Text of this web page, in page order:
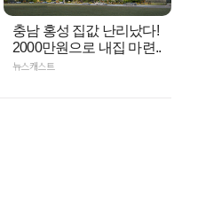
충남 홍성 집값 난리났다!
2000만원으로 내집 마련..
뉴스캐스트